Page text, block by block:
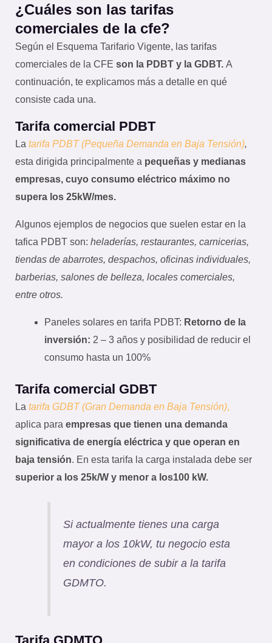
¿Cuáles son las tarifas
comerciales de la cfe?
Según el Esquema Tarifario Vigente, las tarifas
comerciales de la CFE son la PDBT y la GDBT. A
continuación, te explicamos más a detalle en qué
consiste cada una.
Tarifa comercial PDBT
La tarifa PDBT (Pequeña Demanda en Baja Tensión),
esta dirigida principalmente a pequeñas y medianas
empresas, cuyo consumo eléctrico máximo no
supera los 25kW/mes.
Algunos ejemplos de negocios que suelen estar en la
tafica PDBT son: heladerías, restaurantes, carnicerias,
tiendas de abarrotes, despachos, oficinas individuales,
barberias, salones de belleza, locales comerciales,
entre otros.
Paneles solares en tarifa PDBT: Retorno de la
inversión: 2 – 3 años y posibilidad de reducir el
consumo hasta un 100%
Tarifa comercial GDBT
La tarifa GDBT (Gran Demanda en Baja Tensión),
aplica para empresas que tienen una demanda
significativa de energía eléctrica y que operan en
baja tensión. En esta tarifa la carga instalada debe ser
superior a los 25k/W y menor a los100 kW.
Si actualmente tienes una carga
mayor a los 10kW, tu negocio esta
en condiciones de subir a la tarifa
GDMTO.